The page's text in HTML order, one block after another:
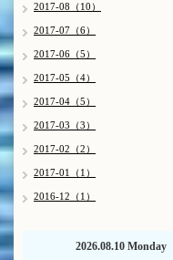
2017-08（10）
2017-07（6）
2017-06（5）
2017-05（4）
2017-04（5）
2017-03（3）
2017-02（2）
2017-01（1）
2016-12（1）
2026.08.10 Monday